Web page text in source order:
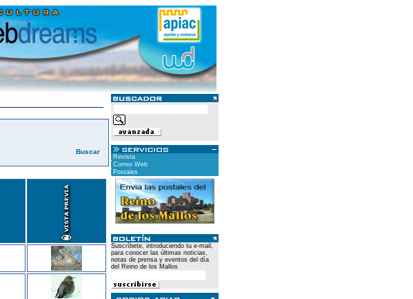
Revista
Correo Web
Postales
Suscríbete, introduciendo tu e-mail,
para conocer las últimas noticias,
notas de prensa y eventos del día
del Reino de los Mallos